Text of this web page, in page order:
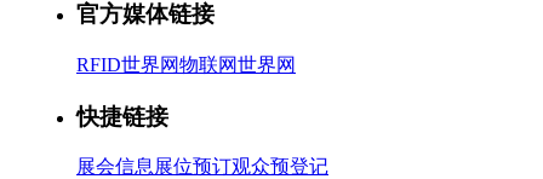
官方媒体链接
RFID世界网物联网世界网
快捷链接
展会信息 展位预订观众预登记